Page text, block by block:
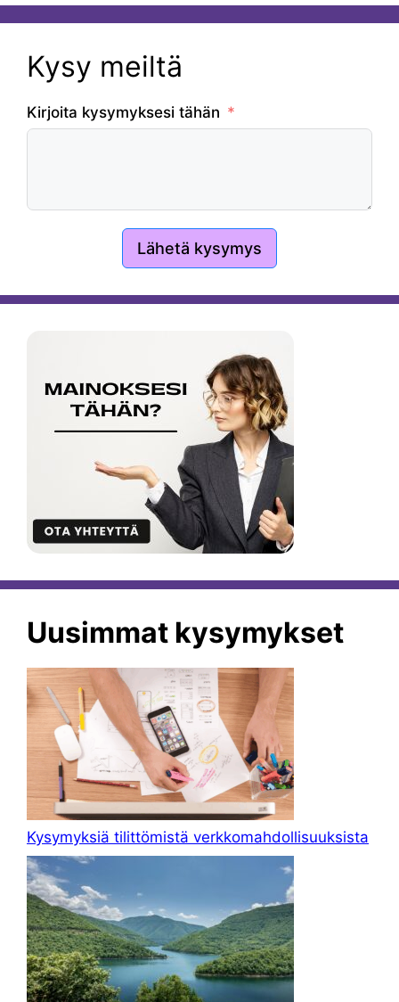
Kysy meiltä
Kirjoita kysymyksesi tähän
Lähetä kysymys
Uusimmat kysymykset
Kysymyksiä tilittömistä verkkomahdollisuuksista